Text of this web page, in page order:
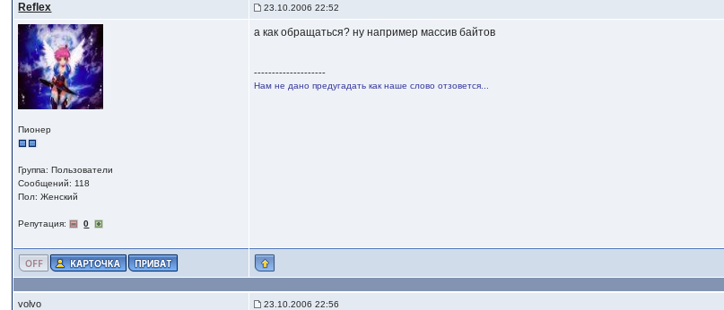
Reflex 23.10.2006 22:52
Пионер
Группа: Пользователи
Сообщений: 118
Пол: Женский
Репутация: 0
а как обращаться? ну например массив байтов
--------------------
Нам не дано предугадать как наше слово отзовется...
volvo 23.10.2006 22:56